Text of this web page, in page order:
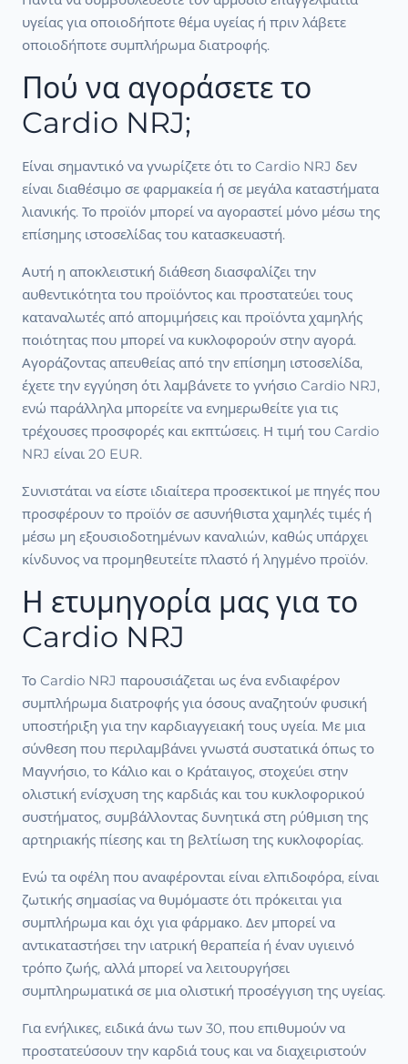
υγείας για οποιοδήποτε θέμα υγείας ή πριν λάβετε
οποιοδήποτε συμπλήρωμα διατροφής.
Πού να αγοράσετε το
Cardio NRJ;
Είναι σημαντικό να γνωρίζετε ότι το Cardio NRJ δεν
είναι διαθέσιμο σε φαρμακεία ή σε μεγάλα καταστήματα
λιανικής. Το προϊόν μπορεί να αγοραστεί μόνο μέσω της
επίσημης ιστοσελίδας του κατασκευαστή.
Αυτή η αποκλειστική διάθεση διασφαλίζει την
αυθεντικότητα του προϊόντος και προστατεύει τους
καταναλωτές από απομιμήσεις και προϊόντα χαμηλής
ποιότητας που μπορεί να κυκλοφορούν στην αγορά.
Αγοράζοντας απευθείας από την επίσημη ιστοσελίδα,
έχετε την εγγύηση ότι λαμβάνετε το γνήσιο Cardio NRJ,
ενώ παράλληλα μπορείτε να ενημερωθείτε για τις
τρέχουσες προσφορές και εκπτώσεις. Η τιμή του Cardio
NRJ είναι 20 EUR.
Συνιστάται να είστε ιδιαίτερα προσεκτικοί με πηγές που
προσφέρουν το προϊόν σε ασυνήθιστα χαμηλές τιμές ή
μέσω μη εξουσιοδοτημένων καναλιών, καθώς υπάρχει
κίνδυνος να προμηθευτείτε πλαστό ή ληγμένο προϊόν.
Η ετυμηγορία μας για το
Cardio NRJ
Το Cardio NRJ παρουσιάζεται ως ένα ενδιαφέρον
συμπλήρωμα διατροφής για όσους αναζητούν φυσική
υποστήριξη για την καρδιαγγειακή τους υγεία. Με μια
σύνθεση που περιλαμβάνει γνωστά συστατικά όπως το
Μαγνήσιο, το Κάλιο και ο Κράταιγος, στοχεύει στην
ολιστική ενίσχυση της καρδιάς και του κυκλοφορικού
συστήματος, συμβάλλοντας δυνητικά στη ρύθμιση της
αρτηριακής πίεσης και τη βελτίωση της κυκλοφορίας.
Ενώ τα οφέλη που αναφέρονται είναι ελπιδοφόρα, είναι
ζωτικής σημασίας να θυμόμαστε ότι πρόκειται για
συμπλήρωμα και όχι για φάρμακο. Δεν μπορεί να
αντικαταστήσει την ιατρική θεραπεία ή έναν υγιεινό
τρόπο ζωής, αλλά μπορεί να λειτουργήσει
συμπληρωματικά σε μια ολιστική προσέγγιση της υγείας.
Για ενήλικες, ειδικά άνω των 30, που επιθυμούν να
προστατεύσουν την καρδιά τους και να διαχειριστούν